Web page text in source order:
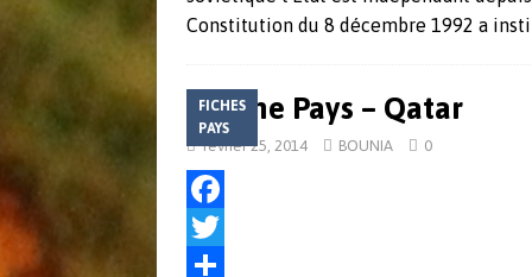
e
o
i
t
a
t
e
r
Constitution du 8 décembre 1992 a
FICHES
PAYS
Fiche Pays – Qatar
février 25, 2014 BOUNIA 0
F
aT